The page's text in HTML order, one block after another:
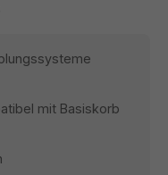
mit Basiskorb